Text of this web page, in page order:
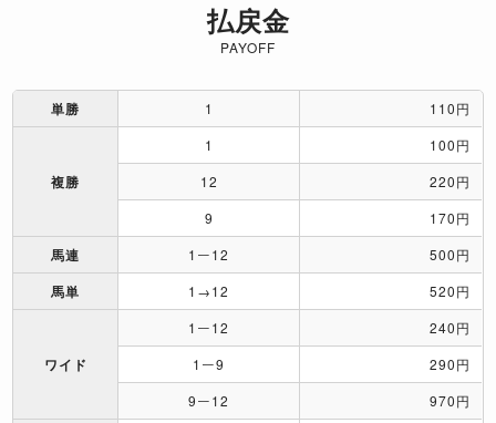
払戻金
PAYOFF
単勝 1 110円
複勝
1
100円
12
220円
9
170円
馬連 1ー12 500円
馬単 1→12 520円
ワイド
1ー12
240円
1ー9
290円
9ー12
970円